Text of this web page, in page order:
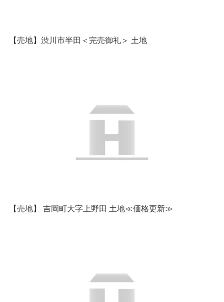
【売地】渋川市半田＜完売御礼＞ 土地
【売地】 吉岡町大字上野田 土地≪価格更新≫